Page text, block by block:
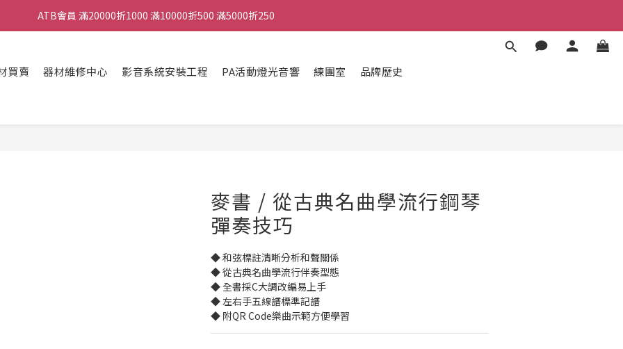
ATB會員 滿20000折1000 滿10000折500 滿5000折250
ATB會員 滿20000折1000 滿10000折500 滿5000折250
單顆效果器最低44折
買賣 器材維修中心 影音系統安裝工程 PA活動燈光音響 練團室 品牌歷史
麥書 / 從古典名曲學流行鋼琴
彈奏技巧
◆ 和弦標註清晰分析和聲關係
◆ 從古典名曲學流行伴奏型態
◆ 全書採C大調改編易上手
◆ 左右手五線譜標準記譜
◆ 附QR Code樂曲示範方便學習